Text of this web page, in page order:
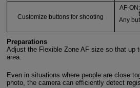
Customize buttons for shooting
AF-
Any
Preparations
Adjust the Flexible Zone AF size so that up
area.
Even in situations where people are close
photo, the camera can efficiently detect